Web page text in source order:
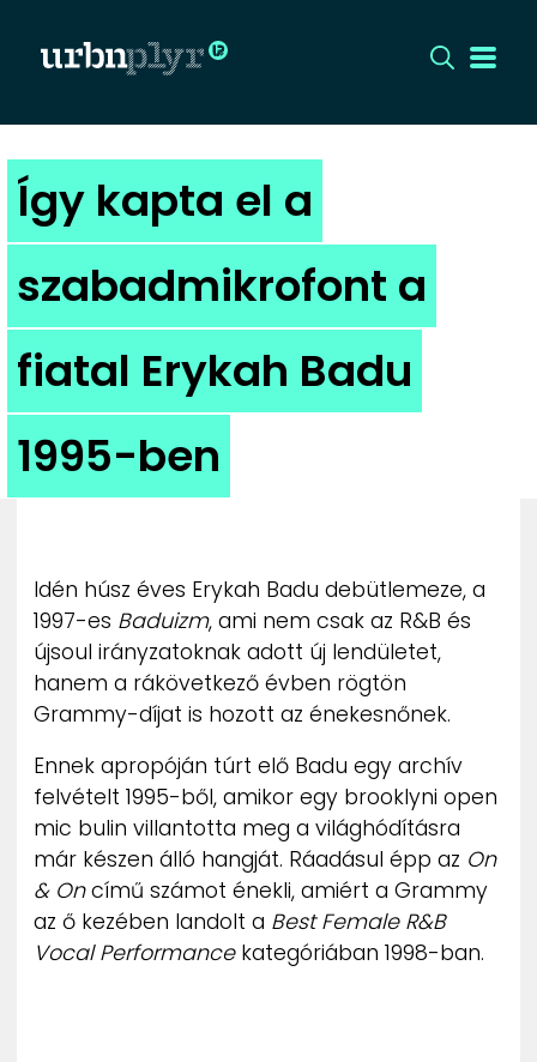
CÍMLAP
DIZÁJN
DIVAT
HIP
KULT
UTCA
ZENE
MÉDIAAJÁNLAT
IMPRESSZUM
PR-ARCHÍVUM
ADATKEZELÉSI TÁJÉKOZTATÓ
Így kapta el a
szabadmikrofont a
fiatal Erykah Badu
1995-ben
Idén húsz éves Erykah Badu debütlemeze, a
1997-es Baduizm, ami nem csak az R&B és
újsoul irányzatoknak adott új lendületet,
hanem a rákövetkező évben rögtön
Grammy-díjat is hozott az énekesnőnek.
Ennek apropóján túrt elő Badu egy archív
felvételt 1995-ből, amikor egy brooklyni open
mic bulin villantotta meg a világhódításra
már készen álló hangját. Ráadásul épp az On
& Oncímű számot énekli, amiért a Grammy
az ő kezében landolt a Best Female R&B
Vocal Performancekategóriában 1998-ban.